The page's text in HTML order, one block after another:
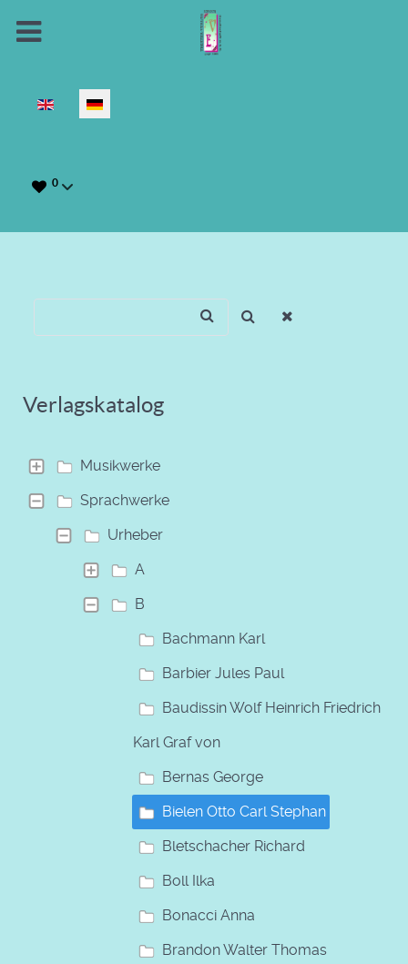
Sprache auswählen
0
Verlagskatalog
Musikwerke
Sprachwerke
Urheber
A
B
Bachmann Karl
Barbier Jules Paul
Baudissin Wolf Heinrich Friedrich
Karl Graf von
Bernas George
Bielen Otto Carl Stephan
Bletschacher Richard
Boll Ilka
Bonacci Anna
Brandon Walter Thomas